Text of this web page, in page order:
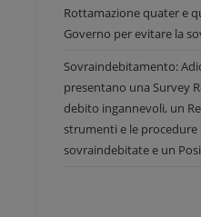
Rottamazione quater e
Governo per evitare la
Sovraindebitamento:
presentano una Survey
debito ingannevoli, un
strumenti e le procedure
sovraindebitate e un